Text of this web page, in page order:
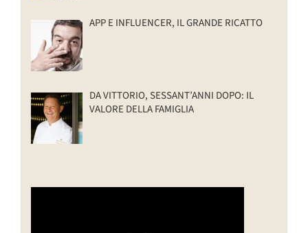
APP E INFLUENCER, IL GRANDE RICATTO
DA VITTORIO, SESSANT’ANNI DOPO: IL
VALORE DELLA FAMIGLIA